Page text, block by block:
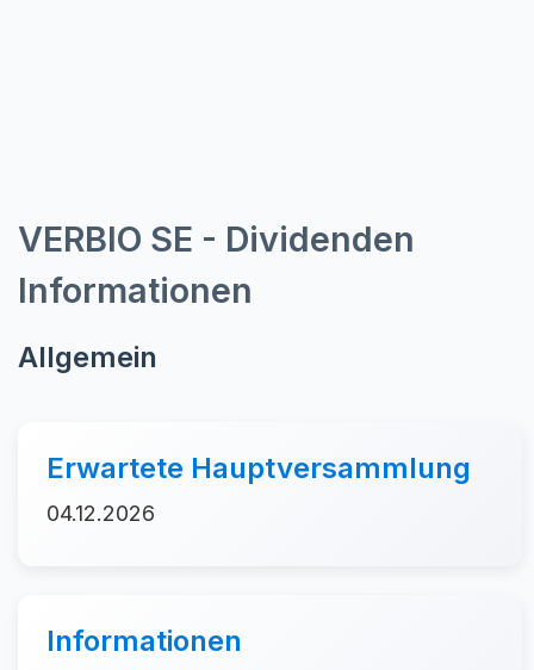
VERBIO SE - Dividenden
Informationen
Allgemein
Erwartete Hauptversammlung
04.12.2026
Informationen